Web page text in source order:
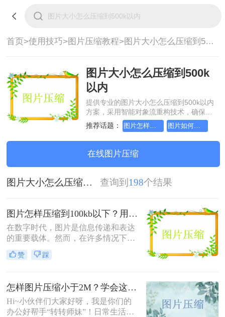
首页>使用技巧>图片压缩教程> 图片大小怎么压缩到500k以内
图片大小怎么压缩到500k
以内
提供专业的图片大小怎么压缩到500k以内
方案，采用智能对象流重构技术，确保文
档1:1高保真还原且排版不乱码。支持一键
批量处理，全链路 SSL 加密保障隐私安
全。助您快速实现图片大小怎么压缩到
500k以内，无需安装，高效办公。
推荐话题： 图片怎样压缩到100kb以下
在线图片压缩
图片大小怎么压缩到500k以内 查询到 198个结果
图片怎样压缩到100kb以下？用这三种方法就够了！
在数字时代，图片是信息传递和表达
的重要载体。然而，在许多情况下，
如电子邮件附件、社交媒体分享或网
站上传，我们需要对图片大小进行严
100KB以下时，掌握一些有效的压缩
技巧变得尤为重要。那么图片怎样压
缩到100kb以下呢？以下将详细介绍
赞 踩
怎样图片压缩小于2M？学会这三个方法就可以！
Hi~小伙伴们大家好呀，我是你们的
办公好帮手“转转师妹”！日常生活中